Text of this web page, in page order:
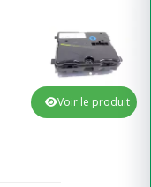
Voir le produit